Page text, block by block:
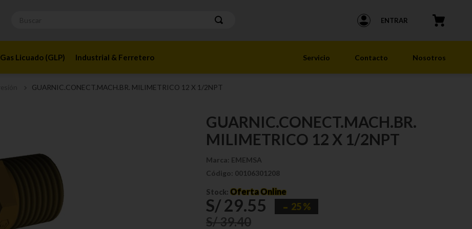
ENTRAR
Gas Licuado (GLP) Industrial & Ferretero Servicio Contacto Nosotros
GUARNIC.CONECT.MACH.BR. MILIMETRICO 12 X 1/2NPT
GUARNIC.CONECT.MACH.BR.
MILIMETRICO 12 X 1/2NPT
Marca: EMEMSA
Código: 00106301208
Stock:Oferta Online
S/29.55 25 %
S/39.40